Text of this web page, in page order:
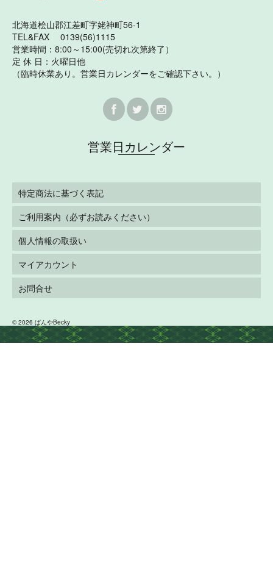
北海道桧山郡江差町字姥神町56-1
TEL&FAX 0139(56)1115
営業時間：8:00～15:00(売切れ次第終了）
定 休 日：火曜日他
（臨時休業あり。営業日カレンダーをご確認下さい。）
営業日カレンダー
特定商法に基づく表記
ご利用案内（必ずお読みください）
個人情報の取扱い
マイアカウント
お問合せ
© 2026 ぱんやBecky